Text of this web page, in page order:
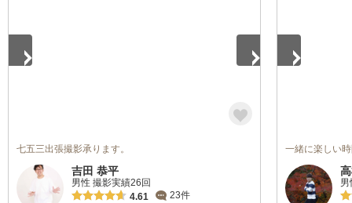
七五三出張撮影承ります。
吉田 恭平
男性 撮影実績26回
4.61
23件
一緒に楽しい
男